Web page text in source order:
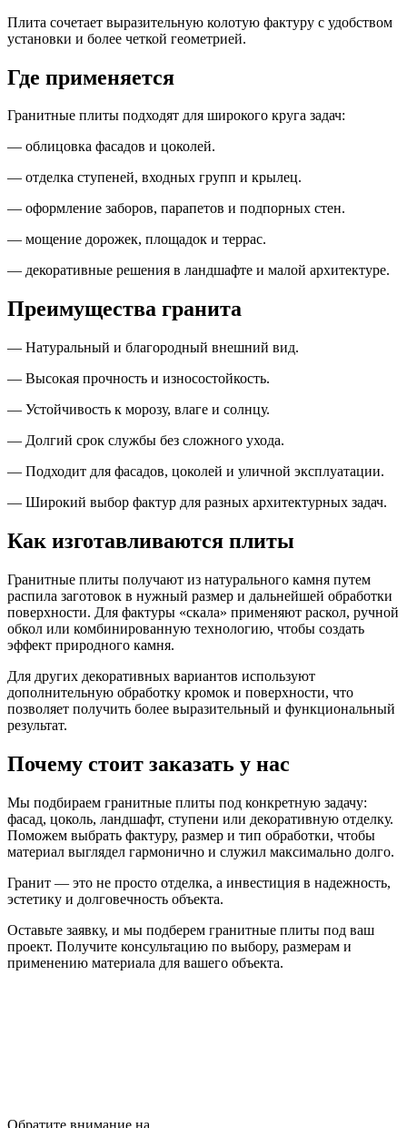
Плита сочетает выразительную колотую фактуру с удобством
установки и более четкой геометрией.
Где применяется
Гранитные плиты подходят для широкого круга задач:
— облицовка фасадов и цоколей.
— отделка ступеней, входных групп и крылец.
— оформление заборов, парапетов и подпорных стен.
— мощение дорожек, площадок и террас.
— декоративные решения в ландшафте и малой архитектуре.
Преимущества гранита
— Натуральный и благородный внешний вид.
— Высокая прочность и износостойкость.
— Устойчивость к морозу, влаге и солнцу.
— Долгий срок службы без сложного ухода.
— Подходит для фасадов, цоколей и уличной эксплуатации.
— Широкий выбор фактур для разных архитектурных задач.
Как изготавливаются плиты
Гранитные плиты получают из натурального камня путем
распила заготовок в нужный размер и дальнейшей обработки
поверхности. Для фактуры «скала» применяют раскол, ручной
обкол или комбинированную технологию, чтобы создать
эффект природного камня.
Для других декоративных вариантов используют
дополнительную обработку кромок и поверхности, что
позволяет получить более выразительный и функциональный
результат.
Почему стоит заказать у нас
Мы подбираем гранитные плиты под конкретную задачу:
фасад, цоколь, ландшафт, ступени или декоративную отделку.
Поможем выбрать фактуру, размер и тип обработки, чтобы
материал выглядел гармонично и служил максимально долго.
Гранит — это не просто отделка, а инвестиция в надежность,
эстетику и долговечность объекта.
Оставьте заявку, и мы подберем гранитные плиты под ваш
проект. Получите консультацию по выбору, размерам и
применению материала для вашего объекта.
Обратите внимание на